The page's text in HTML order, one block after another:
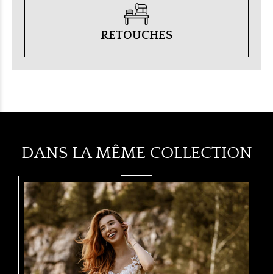
RETOUCHES
DANS LA MÊME COLLECTION